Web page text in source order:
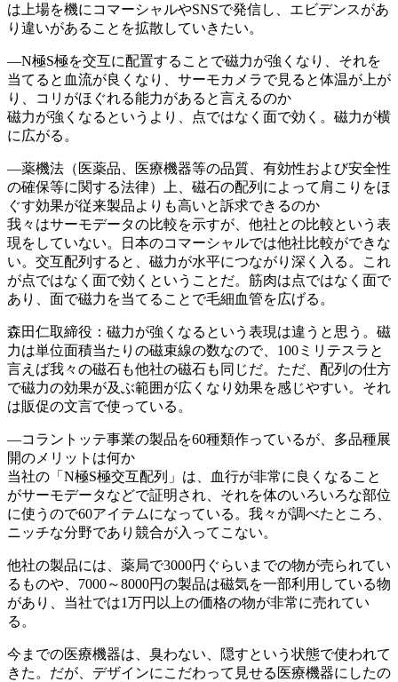
は上場を機にコマーシャルやSNSで発信し、エビデンスがあ
り違いがあることを拡散していきたい。
―N極S極を交互に配置することで磁力が強くなり、それを
当てると血流が良くなり、サーモカメラで見ると体温が上が
り、コリがほぐれる能力があると言えるのか
磁力が強くなるというより、点ではなく面で効く。磁力が横
に広がる。
―薬機法（医薬品、医療機器等の品質、有効性および安全性
の確保等に関する法律）上、磁石の配列によって肩こりをほ
ぐす効果が従来製品よりも高いと訴求できるのか
我々はサーモデータの比較を示すが、他社との比較という表
現をしていない。日本のコマーシャルでは他社比較ができな
い。交互配列すると、磁力が水平につながり深く入る。これ
が点ではなく面で効くということだ。筋肉は点ではなく面で
あり、面で磁力を当てることで毛細血管を広げる。
森田仁取締役：磁力が強くなるという表現は違うと思う。磁
力は単位面積当たりの磁束線の数なので、100ミリテスラと
言えば我々の磁石も他社の磁石も同じだ。ただ、配列の仕方
で磁力の効果が及ぶ範囲が広くなり効果を感じやすい。それ
は販促の文言で使っている。
―コラントッテ事業の製品を60種類作っているが、多品種展
開のメリットは何か
当社の「N極S極交互配列」は、血行が非常に良くなること
がサーモデータなどで証明され、それを体のいろいろな部位
に使うので60アイテムになっている。我々が調べたところ、
ニッチな分野であり競合が入ってこない。
他社の製品には、薬局で3000円ぐらいまでの物が売られてい
るものや、7000～8000円の製品は磁気を一部利用している物
があり、当社では1万円以上の価格の物が非常に売れてい
る。
今までの医療機器は、臭わない、隠すという状態で使われて
きた。だが、デザインにこだわって見せる医療機器にしたの